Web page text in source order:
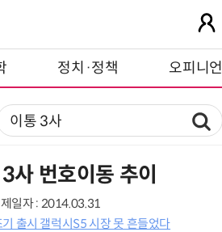
정치·정책 오피니언
사 번호이동 추이
일자 : 2014.03.31
출시 갤럭시S5 시장 못 흔들었다